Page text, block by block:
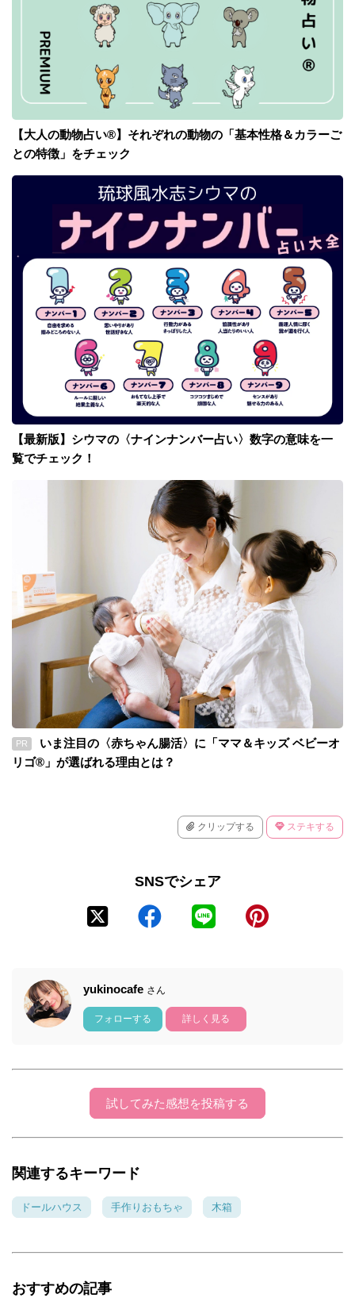
【大人の動物占い®】それぞれの動物の「基本性格＆カラーご
との特徴」をチェック
【最新版】シウマの〈ナインナンバー占い〉数字の意味を一
覧でチェック！
PR
いま注目の〈赤ちゃん腸活〉に「ママ＆キッズ ベビーオ
リゴ®」が選ばれる理由とは？
クリップする ステキする
SNSでシェア
yukinocafe さん
フォローする 詳しく見る
試してみた感想を投稿する
関連するキーワード
ドールハウス 手作りおもちゃ 木箱
おすすめの記事